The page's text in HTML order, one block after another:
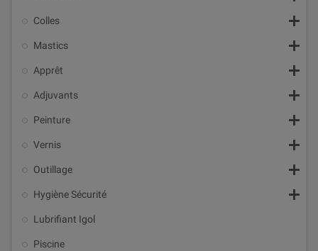
Colles 
Mastics 
Apprêt 
Adjuvants 
Peinture 
Vernis 
Outillage 
Hygiène Sécurité 
Lubrifiant Igol
Piscine